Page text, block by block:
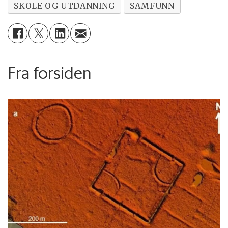
SKOLE OG UTDANNING SAMFUNN
Fra forsiden